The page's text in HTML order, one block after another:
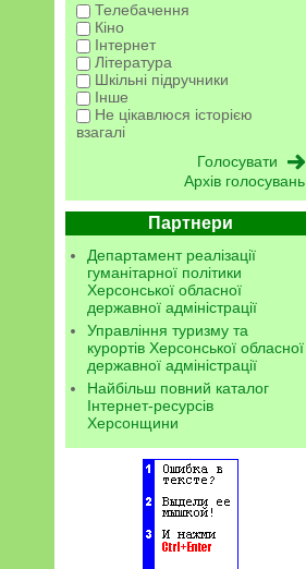
Телебачення
Кіно
Інтернет
Література
Шкільні підручники
Інше
Не цікавлюся історією
взагалі
Архів голосувань
Партнери
Департамент реалізації
гуманітарної політики
Херсонської обласної
державної адміністрації
Управління туризму та
курортів Херсонської обласної
державної адміністрації
Найбільш повний каталог
Інтернет-ресурсів
Херсонщини